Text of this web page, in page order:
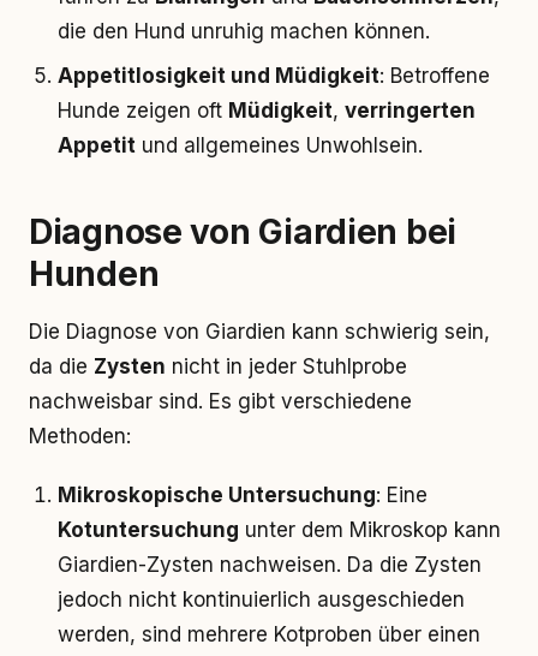
die den Hund unruhig machen können.
Appetitlosigkeit und Müdigkeit: Betroffene
Hunde zeigen oft Müdigkeit, verringerten
Appetit und allgemeines Unwohlsein.
Diagnose von Giardien bei
Hunden
Die Diagnose von Giardien kann schwierig sein,
da die Zysten nicht in jeder Stuhlprobe
nachweisbar sind. Es gibt verschiedene
Methoden:
Mikroskopische Untersuchung: Eine
Kotuntersuchung unter dem Mikroskop kann
Giardien-Zysten nachweisen. Da die Zysten
jedoch nicht kontinuierlich ausgeschieden
werden, sind mehrere Kotproben über einen